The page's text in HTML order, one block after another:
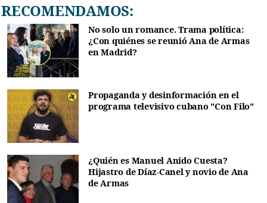
RECOMENDAMOS:
No solo un romance. Trama política:
¿Con quiénes se reunió Ana de Armas
en Madrid?
Propaganda y desinformación en el
programa televisivo cubano "Con Filo"
¿Quién es Manuel Anido Cuesta?
Hijastro de Díaz-Canel y novio de Ana
de Armas